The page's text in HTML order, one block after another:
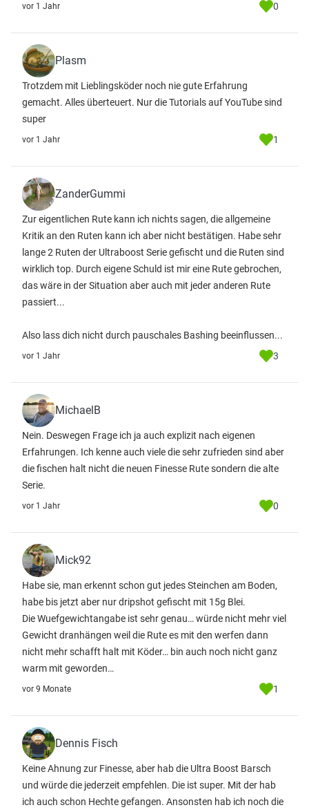
vor 1 Jahr 0
Plasm
Trotzdem mit Lieblingsköder noch nie gute Erfahrung
gemacht. Alles überteuert. Nur die Tutorials auf YouTube sind
super
vor 1 Jahr 1
ZanderGummi
Zur eigentlichen Rute kann ich nichts sagen, die allgemeine
Kritik an den Ruten kann ich aber nicht bestätigen. Habe sehr
lange 2 Ruten der Ultraboost Serie gefischt und die Ruten sind
wirklich top. Durch eigene Schuld ist mir eine Rute gebrochen,
das wäre in der Situation aber auch mit jeder anderen Rute
passiert...
Also lass dich nicht durch pauschales Bashing beeinflussen...
vor 1 Jahr 3
MichaelB
Nein. Deswegen Frage ich ja auch explizit nach eigenen
Erfahrungen. Ich kenne auch viele die sehr zufrieden sind aber
die fischen halt nicht die neuen Finesse Rute sondern die alte
Serie.
vor 1 Jahr 0
Mick92
Habe sie, man erkennt schon gut jedes Steinchen am Boden,
habe bis jetzt aber nur dripshot gefischt mit 15g Blei.
Die Wuefgewichtangabe ist sehr genau… würde nicht mehr viel
Gewicht dranhängen weil die Rute es mit den werfen dann
nicht mehr schafft halt mit Köder… bin auch noch nicht ganz
warm mit geworden…
vor 9 Monate 1
Dennis Fisch
Keine Ahnung zur Finesse, aber hab die Ultra Boost Barsch
und würde die jederzeit empfehlen. Die ist super. Mit der hab
ich auch schon Hechte gefangen. Ansonsten hab ich noch die